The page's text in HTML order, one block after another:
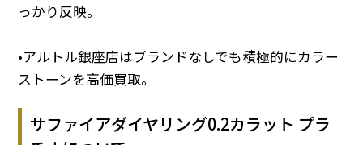
っかり反映。
•アルトル銀座店はブランドなしでも積極的にカラー
ストーンを高価買取。
サファイアダイヤリング0.2カラット プラ